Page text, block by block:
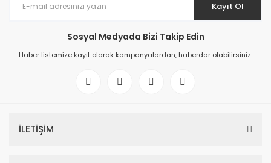
Kayıt Ol
Sosyal Medyada Bizi Takip Edin
Haber listemize kayıt olarak kampanyalardan, haberdar olabilirsiniz.
İLETİŞİM